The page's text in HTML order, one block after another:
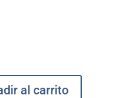
al carrito